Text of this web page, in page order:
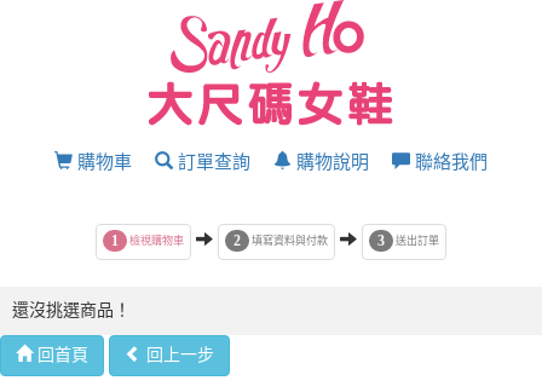
購物車 訂單查詢 購物說明 聯絡我們
1 檢視購物車 2 填寫資料與付款 3 送出訂單
還沒挑選商品！
回首頁 回上一步